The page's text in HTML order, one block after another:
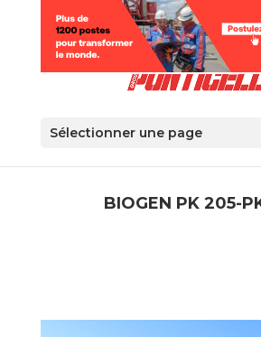
Sélectionner une page
BIOGEN PK 205-